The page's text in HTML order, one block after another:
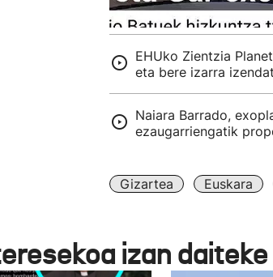
EHUko Zientzia
eta bere izarra
Naiara Barrado,
ezaugarriengatik
Gizartea Euskara
izan daiteke